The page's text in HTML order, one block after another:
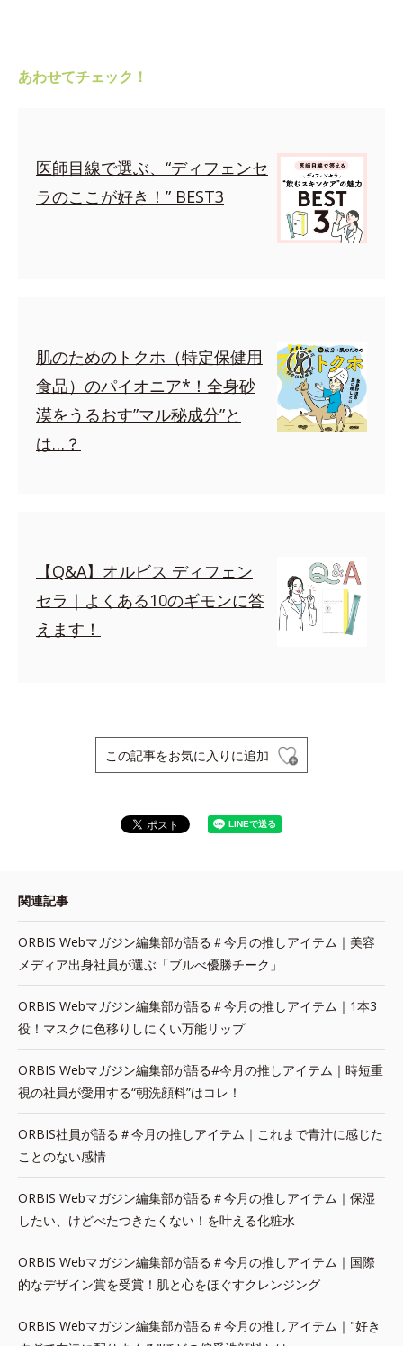
あわせてチェック！
医師目線で選ぶ、“ディフェンセ
ラのここが好き！” BEST3
肌のためのトクホ（特定保健用
食品）のパイオニア*！全身砂
漠をうるおす”マル秘成分”と
は…？
【Q&A】オルビス ディフェン
セラ｜よくある10のギモンに答
えます！
この記事をお気に入りに追加
関連記事
ORBIS Webマガジン編集部が語る＃今月の推しアイテム｜美容
メディア出身社員が選ぶ「ブルべ優勝チーク」
ORBIS Webマガジン編集部が語る＃今月の推しアイテム｜1本3
役！マスクに色移りしにくい万能リップ
ORBIS Webマガジン編集部が語る#今月の推しアイテム｜時短重
視の社員が愛用する“朝洗顔料”はコレ！
ORBIS社員が語る＃今月の推しアイテム｜これまで青汁に感じた
ことのない感情
ORBIS Webマガジン編集部が語る＃今月の推しアイテム｜保湿
したい、けどべたつきたくない！を叶える化粧水
ORBIS Webマガジン編集部が語る＃今月の推しアイテム｜国際
的なデザイン賞を受賞！肌と心をほぐすクレンジング
ORBIS Webマガジン編集部が語る＃今月の推しアイテム｜"好き